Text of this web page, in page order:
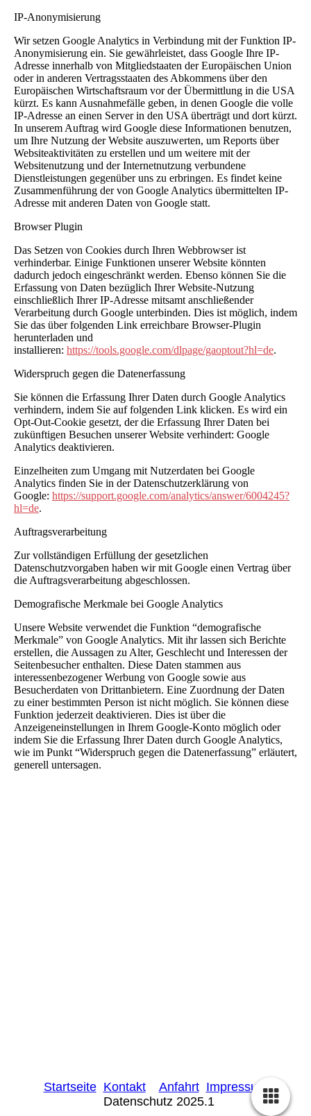
IP-Anonymisierung
Wir setzen Google Analytics in Verbindung mit der Funktion IP-
Anonymisierung ein. Sie gewährleistet, dass Google Ihre IP-
Adresse innerhalb von Mitgliedstaaten der Europäischen Union
oder in anderen Vertragsstaaten des Abkommens über den
Europäischen Wirtschaftsraum vor der Übermittlung in die USA
kürzt. Es kann Ausnahmefälle geben, in denen Google die volle
IP-Adresse an einen Server in den USA überträgt und dort kürzt.
In unserem Auftrag wird Google diese Informationen benutzen,
um Ihre Nutzung der Website auszuwerten, um Reports über
Websiteaktivitäten zu erstellen und um weitere mit der
Websitenutzung und der Internetnutzung verbundene
Dienstleistungen gegenüber uns zu erbringen. Es findet keine
Zusammenführung der von Google Analytics übermittelten IP-
Adresse mit anderen Daten von Google statt.
Browser Plugin
Das Setzen von Cookies durch Ihren Webbrowser ist
verhinderbar. Einige Funktionen unserer Website könnten
dadurch jedoch eingeschränkt werden. Ebenso können Sie die
Erfassung von Daten bezüglich Ihrer Website-Nutzung
einschließlich Ihrer IP-Adresse mitsamt anschließender
Verarbeitung durch Google unterbinden. Dies ist möglich, indem
Sie das über folgenden Link erreichbare Browser-Plugin
herunterladen und
installieren: https://tools.google.com/dlpage/gaoptout?hl=de.
Widerspruch gegen die Datenerfassung
Sie können die Erfassung Ihrer Daten durch Google Analytics
verhindern, indem Sie auf folgenden Link klicken. Es wird ein
Opt-Out-Cookie gesetzt, der die Erfassung Ihrer Daten bei
zukünftigen Besuchen unserer Website verhindert: Google
Analytics deaktivieren.
Einzelheiten zum Umgang mit Nutzerdaten bei Google
Analytics finden Sie in der Datenschutzerklärung von
Google: https://support.google.com/analytics/answer/6004245?
hl=de.
Auftragsverarbeitung
Zur vollständigen Erfüllung der gesetzlichen
Datenschutzvorgaben haben wir mit Google einen Vertrag über
die Auftragsverarbeitung abgeschlossen.
Demografische Merkmale bei Google Analytics
Unsere Website verwendet die Funktion “demografische
Merkmale” von Google Analytics. Mit ihr lassen sich Berichte
erstellen, die Aussagen zu Alter, Geschlecht und Interessen der
Seitenbesucher enthalten. Diese Daten stammen aus
interessenbezogener Werbung von Google sowie aus
Besucherdaten von Drittanbietern. Eine Zuordnung der Daten
zu einer bestimmten Person ist nicht möglich. Sie können diese
Funktion jederzeit deaktivieren. Dies ist über die
Anzeigeneinstellungen in Ihrem Google-Konto möglich oder
indem Sie die Erfassung Ihrer Daten durch Google Analytics,
wie im Punkt “Widerspruch gegen die Datenerfassung” erläutert,
generell untersagen.
Startseite Kontakt Anfahrt Impressum
Datenschutz 2025.1